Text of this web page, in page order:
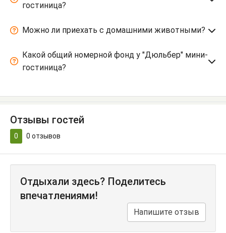
гостиница?
Можно ли приехать с домашними животными?
Какой общий номерной фонд у "Дюльбер" мини-
гостиница?
Отзывы гостей
0 0 отзывов
Отдыхали здесь? Поделитесь
впечатлениями!
Напишите отзыв